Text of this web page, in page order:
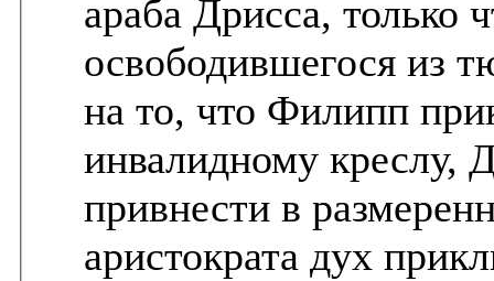
араба Дрисса, только
освободившегося из
на то, что Филипп
инвалидному креслу,
привнести в
аристократа дух